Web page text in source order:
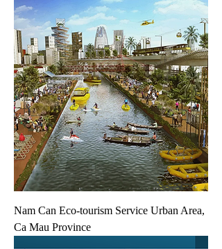
Nam Can Eco-tourism Service Urban Area,
Ca Mau Province